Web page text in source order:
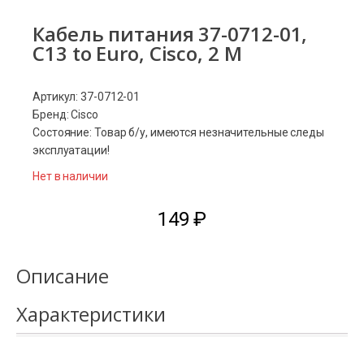
Кабель питания 37-0712-01,
C13 to Euro, Cisco, 2 M
Артикул: 37-0712-01
Бренд: Cisco
Состояние: Товар б/у, имеются незначительные следы
эксплуатации!
Нет в наличии
149₽
Описание
Характеристики